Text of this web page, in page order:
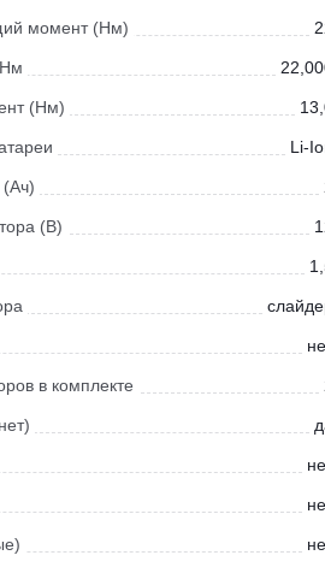
момент (Нм)
(Нм)
Li-
(Ач)
(В)
в комплекте